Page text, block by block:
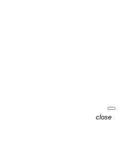
close